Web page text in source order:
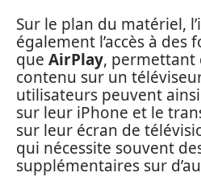
Sur le plan du matériel,
également l’accès à
que AirPlay, permettant
contenu sur un
utilisateurs peuvent
sur leur iPhone et le
sur leur écran de
qui nécessite souvent
supplémentaires sur